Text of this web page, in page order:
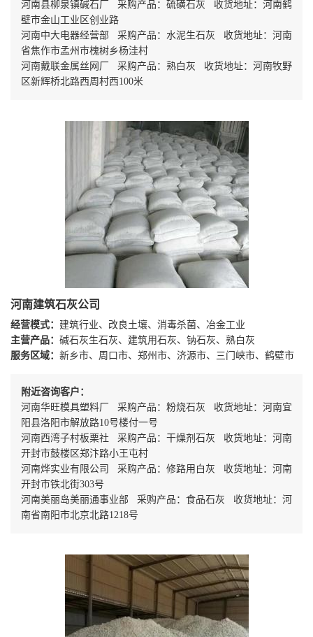
河南县柳泉镇碱石厂 采购产品：硫磺石灰 收货地址：河南鹤
壁市金山工业区创业路
河南中大电器经营部 采购产品：水泥生石灰 收货地址：河南
省焦作市孟州市槐树乡杨洼村
河南戴联金属丝网厂 采购产品：熟白灰 收货地址：河南牧野
区新辉桥北路西周村西100米
河南建筑石灰公司
经营模式： 建筑行业、改良土壤、消毒杀菌、冶金工业
主营产品： 碱石灰生石灰、建筑用石灰、钠石灰、熟白灰
服务区域： 新乡市、周口市、郑州市、济源市、三门峡市、鹤壁市
附近咨询客户：
河南华旺模具塑料厂 采购产品：粉烧石灰 收货地址：河南宜
阳县洛阳市解放路10号楼付一号
河南西湾子村板栗社 采购产品：干燥剂石灰 收货地址：河南
开封市鼓楼区郑汴路小王屯村
河南烨实业有限公司 采购产品：修路用白灰 收货地址：河南
开封市铁北街303号
河南美丽岛美丽通事业部 采购产品：食品石灰 收货地址：河
南省南阳市北京北路1218号